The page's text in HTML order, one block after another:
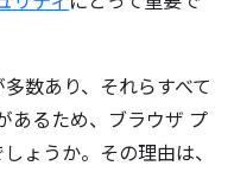
数あり、それらすべて
あるため、ブラウザ プ
ょうか。その理由は、